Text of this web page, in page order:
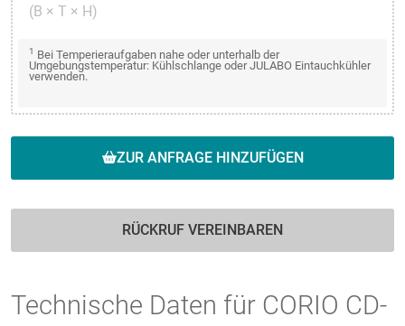
(B × T × H)
1 Bei Temperieraufgaben nahe oder unterhalb der
Umgebungstemperatur: Kühlschlange oder JULABO Eintauchkühler
verwenden.
ZUR ANFRAGE HINZUFÜGEN
RÜCKRUF VEREINBAREN
Technische Daten für CORIO CD-